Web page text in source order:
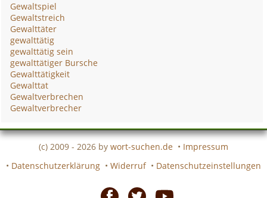
Gewaltspiel
Gewaltstreich
Gewalttäter
gewalttätig
gewalttätig sein
gewalttätiger Bursche
Gewalttätigkeit
Gewalttat
Gewaltverbrechen
Gewaltverbrecher
(c) 2009 - 2026 by wort-suchen.de • Impressum
• Datenschutzerklärung • Widerruf • Datenschutzeinstellungen